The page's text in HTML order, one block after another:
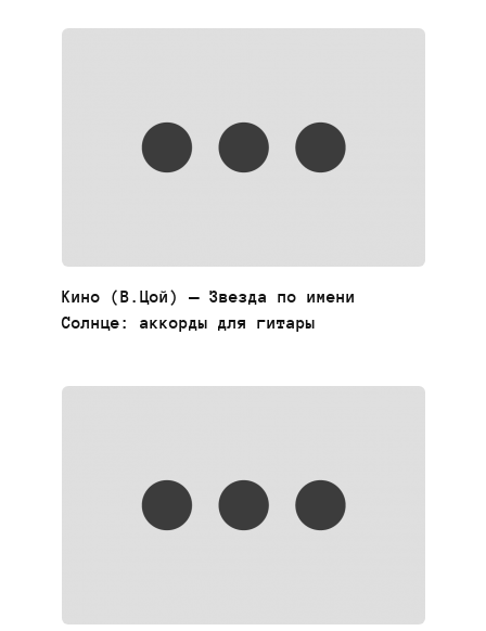
Кино (В.Цой) — Звезда по имени
Солнце: аккорды для гитары